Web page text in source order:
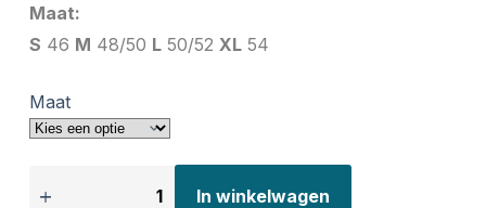
Maat:
S 46 M 48/50 L50/52 XL54
Maat
In winkelwagen